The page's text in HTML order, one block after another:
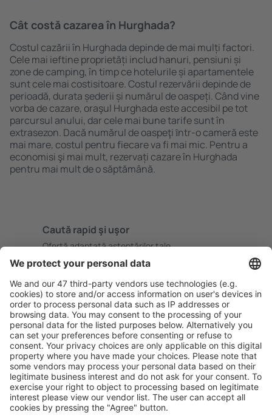
Cât costă cazarea în Hurghada?
Costul cazării în Hurghada depinde de mai mulți factori.
Cele mai ieftine proprietăți includ hanuri, pensiuni și
zone de camping, în timp ce hotelurile și apartamentele
sunt cele mai costisitoare. Costul rezervării depinde de
perioadă, durata șederii și numărul de oaspeți. Când vine
vorba de cazare, oraşul Hurghada este accesibil pe tot
parcursul anului, dar cele mai bune tarife sunt în
extrasezon. Dacă numărul de oaspeţi ȋntr-o cameră este
mai mare, costul pentru fiecare va fi mai mic. Pentru a
economisi şi mai mult, rezervați cazare în Hurghada
pentru mai mult de o săptămână.
Caută rapid şi uşor
Ofertă adaptată aşteptărilor tale.
Planifică ȋn siguranţă
Rezervare fără griji cu opțiune gratuită de anulare.
Economiseşte mai mult
Prețuri atractive și oferte speciale pentru utilizatorii
conectați.
Cazarea preferată
Alege din peste 1,3 mil. de opţiuni: hoteluri, cabane,